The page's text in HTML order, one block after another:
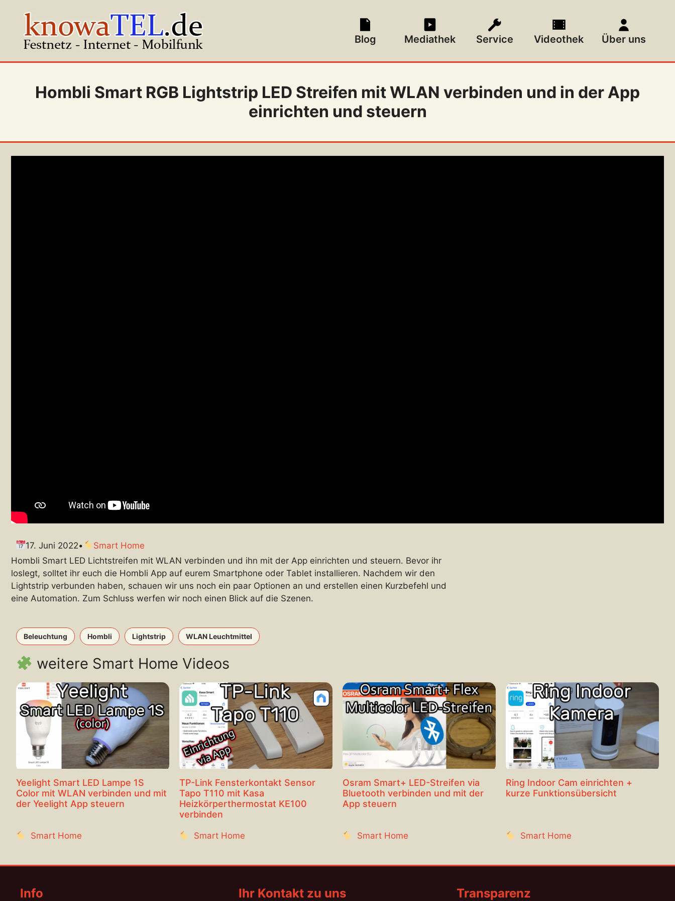
springen
Blog Mediathek Service Videothek Über uns
Hombli Smart RGB Lightstrip LED Streifen mit WLAN verbinden und in der App
einrichten und steuern
17. Juni 2022•
Smart Home
Hombli Smart LED Lichtstreifen mit WLAN verbinden und ihn mit der App einrichten und steuern. Bevor ihr
loslegt, solltet ihr euch die Hombli App auf eurem Smartphone oder Tablet installieren. Nachdem wir den
Lightstrip verbunden haben, schauen wir uns noch ein paar Optionen an und erstellen einen Kurzbefehl und
eine Automation. Zum Schluss werfen wir noch einen Blick auf die Szenen.
Beleuchtung Hombli Lightstrip WLAN Leuchtmittel
weitere Smart Home Videos
Yeelight Smart LED Lampe 1S
Color mit WLAN verbinden und mit
der Yeelight App steuern
Smart Home
TP-Link Fensterkontakt Sensor
Tapo T110 mit Kasa
Heizkörperthermostat KE100
verbinden
Smart Home
Osram Smart+ LED-Streifen via
Bluetooth verbinden und mit der
App steuern
Smart Home
Ring Indoor Cam einrichten +
kurze Funktionsübersicht
Smart Home
Info Ihr Kontakt zu uns Transparenz